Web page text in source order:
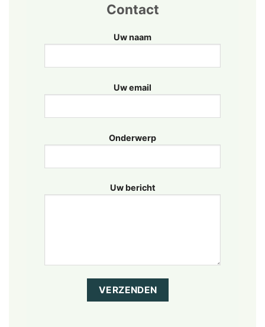
Contact
Uw naam
Uw email
Onderwerp
Uw bericht